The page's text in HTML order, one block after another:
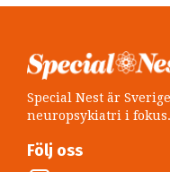
Special Nest är
neuropsykiatri i fokus.
Följ oss